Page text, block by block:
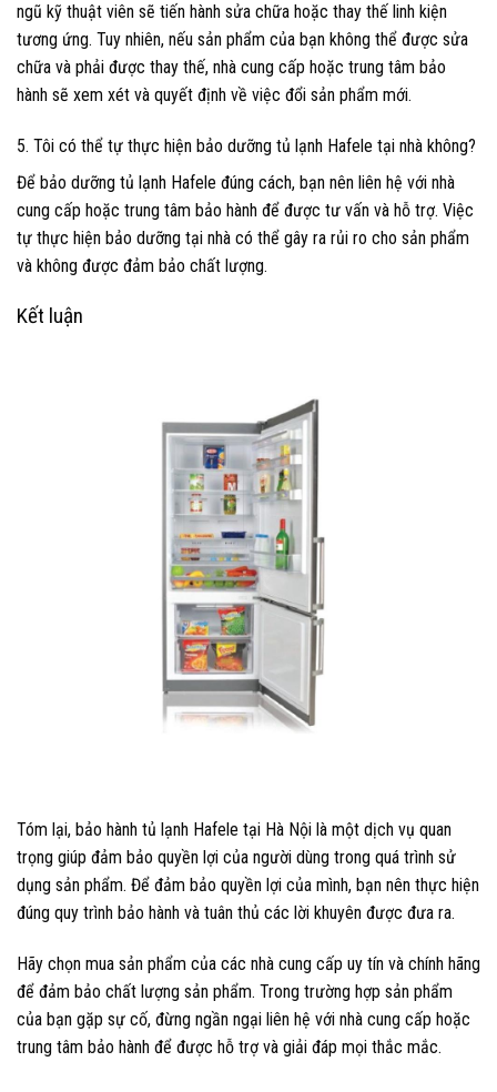
ngũ kỹ thuật viên sẽ tiến hành sửa chữa hoặc thay thế linh kiện
tương ứng. Tuy nhiên, nếu sản phẩm của bạn không thể được sửa
chữa và phải được thay thế, nhà cung cấp hoặc trung tâm bảo
hành sẽ xem xét và quyết định về việc đổi sản phẩm mới.
5. Tôi có thể tự thực hiện bảo dưỡng tủ lạnh Hafele tại nhà không?
Để bảo dưỡng tủ lạnh Hafele đúng cách, bạn nên liên hệ với nhà
cung cấp hoặc trung tâm bảo hành để được tư vấn và hỗ trợ. Việc
tự thực hiện bảo dưỡng tại nhà có thể gây ra rủi ro cho sản phẩm
và không được đảm bảo chất lượng.
Kết luận
Tóm lại, bảo hành tủ lạnh Hafele tại Hà Nội là một dịch vụ quan
trọng giúp đảm bảo quyền lợi của người dùng trong quá trình sử
dụng sản phẩm. Để đảm bảo quyền lợi của mình, bạn nên thực hiện
đúng quy trình bảo hành và tuân thủ các lời khuyên được đưa ra.
Hãy chọn mua sản phẩm của các nhà cung cấp uy tín và chính hãng
để đảm bảo chất lượng sản phẩm. Trong trường hợp sản phẩm
của bạn gặp sự cố, đừng ngần ngại liên hệ với nhà cung cấp hoặc
trung tâm bảo hành để được hỗ trợ và giải đáp mọi thắc mắc.